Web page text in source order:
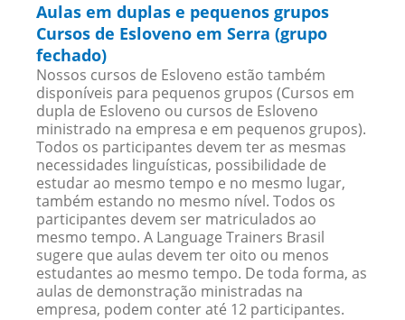
Aulas em duplas e pequenos grupos
Cursos de Esloveno em Serra (grupo
fechado)
Nossos cursos de Esloveno estão também
disponíveis para pequenos grupos (Cursos em
dupla de Esloveno ou cursos de Esloveno
ministrado na empresa e em pequenos grupos).
Todos os participantes devem ter as mesmas
necessidades linguísticas, possibilidade de
estudar ao mesmo tempo e no mesmo lugar,
também estando no mesmo nível. Todos os
participantes devem ser matriculados ao
mesmo tempo. A Language Trainers Brasil
sugere que aulas devem ter oito ou menos
estudantes ao mesmo tempo. De toda forma, as
aulas de demonstração ministradas na
empresa, podem conter até 12 participantes.